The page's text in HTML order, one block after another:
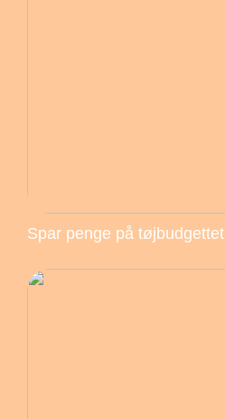
Spar penge på tøjbudgettet